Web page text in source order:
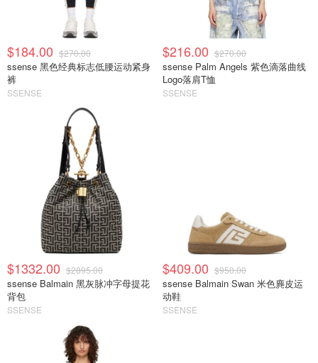
$184.00 $270.00
ssense 黑色经典标志低腰运动紧身
裤
SSENSE
$216.00 $270.00
ssense Palm Angels 紫色滴落曲线
Logo落肩T恤
SSENSE
$1332.00 $2895.00
ssense Balmain 黑灰脉冲字母提花
背包
SSENSE
$409.00 $950.00
ssense Balmain Swan 米色麂皮运
动鞋
SSENSE